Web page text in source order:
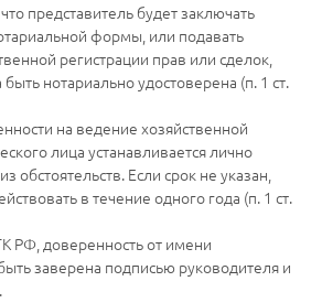
представитель будет заключать
формы, или подавать
регистрации прав или сделок,
нотариально удостоверена (п. 1 ст.
на ведение хозяйственной
лица устанавливается лично
обстоятельств. Если срок не указан,
в течение одного года (п. 1 ст.
РФ, доверенность от имени
заверена подписью руководителя и